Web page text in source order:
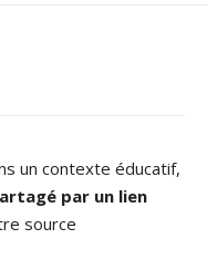
un contexte éducatif,
par un lien
source